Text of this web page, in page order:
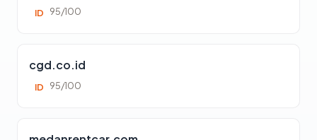
ID 95/100
cgd.co.id
ID 95/100